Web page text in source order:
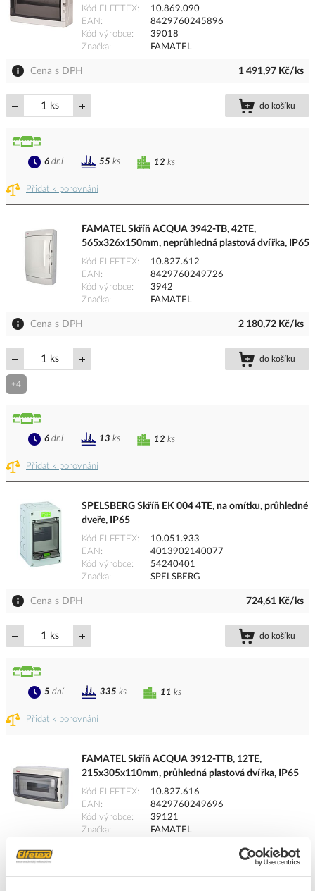
Kód ELFETEX
10.869.090
EAN
8429760245896
Kód výrobce
39018
Značka
FAMATEL
Cena s DPH 1 491,97 Kč/ks
ks do košíku
Přidat k porovnání
12 ks
6 dní 55 ks
FAMATEL Skříň ACQUA 3942-TB, 42TE,
565x326x150mm, neprůhledná plastová dvířka, IP65
Kód ELFETEX
10.827.612
EAN
8429760249726
Kód výrobce
3942
Značka
FAMATEL
Cena s DPH 2 180,72 Kč/ks
ks do košíku
+4
Přidat k porovnání
12 ks
6 dní 13 ks
SPELSBERG Skříň EK 004 4TE, na omítku, průhledné
dveře, IP65
Kód ELFETEX
10.051.933
EAN
4013902140077
Kód výrobce
54240401
Značka
SPELSBERG
Cena s DPH 724,61 Kč/ks
ks do košíku
Přidat k porovnání
11 ks
5 dní 335 ks
FAMATEL Skříň ACQUA 3912-TTB, 12TE,
215x305x110mm, průhledná plastová dvířka, IP65
Kód ELFETEX
10.827.616
EAN
8429760249696
Kód výrobce
39121
Značka
FAMATEL
Cena s DPH 821,17 Kč/ks